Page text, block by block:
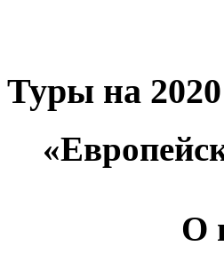
Туры на 2020
О